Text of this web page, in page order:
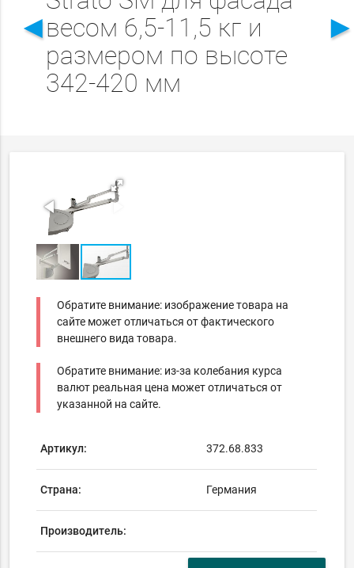
◄весом 6,5-11,5 кг и
размером по высоте
342-420 мм
Обратите внимание: изображение товара на
сайте может отличаться от фактического
внешнего вида товара.
Обратите внимание: из-за колебания курса
валют реальная цена может отличаться от
указанной на сайте.
Артикул: 372.68.833
Страна: Германия
Производитель: